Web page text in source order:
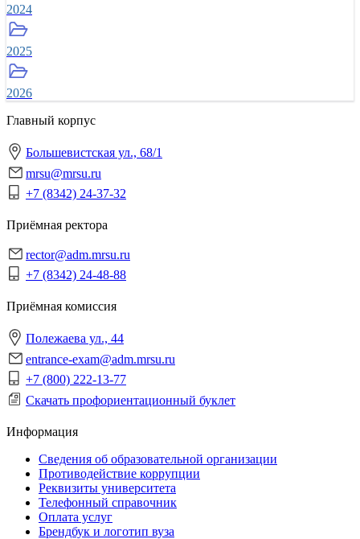
2024
2025
2026
Главный корпус
Большевистская ул., 68/1
mrsu@mrsu.ru
+7 (8342) 24-37-32
Приёмная ректора
rector@adm.mrsu.ru
+7 (8342) 24-48-88
Приёмная комиссия
Полежаева ул., 44
entrance-exam@adm.mrsu.ru
+7 (800) 222-13-77
Скачать профориентационный буклет
Информация
Сведения об образовательной организации
Противодействие коррупции
Реквизиты университета
Телефонный справочник
Оплата услуг
Брендбук и логотип вуза